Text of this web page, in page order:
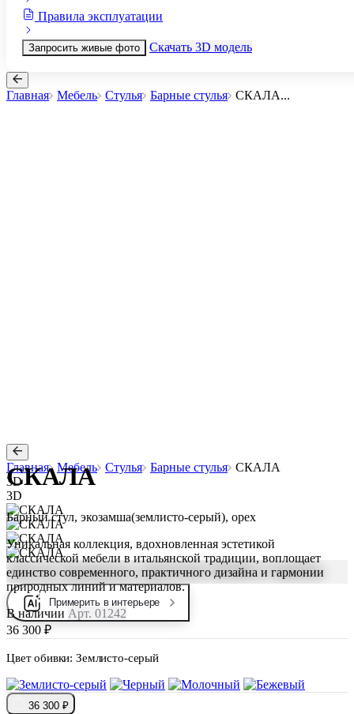
Правила эксплуатации
Запросить живые фото Скачать 3D модель
Главная Мебель Стулья Барные стулья СКАЛА...
Главная Мебель Стулья Барные стулья СКАЛА
3D
3D
Примерить в интерьере
СКАЛА
Барный стул, экозамша(землисто-серый), орех
Уникальная коллекция, вдохновленная эстетикой
классической мебели в итальянской традиции, воплощает
единство современного, практичного дизайна и гармонии
природных линий и материалов.
В наличии Арт. 01242
36 300 ₽
Цвет обивки: Землисто-серый
36 300 ₽